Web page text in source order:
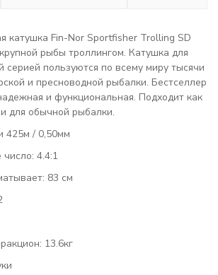
катушка Fin-Nor Sportfisher Trolling SD
рыбы троллингом. Катушка для
серией пользуются по всему миру тысячи
и пресноводной рыбалки. Бестселлер
и функциональная. Подходит как
для обычной рыбалки.
425м / 0,50мм
4.4:1
83 см
13.6кг